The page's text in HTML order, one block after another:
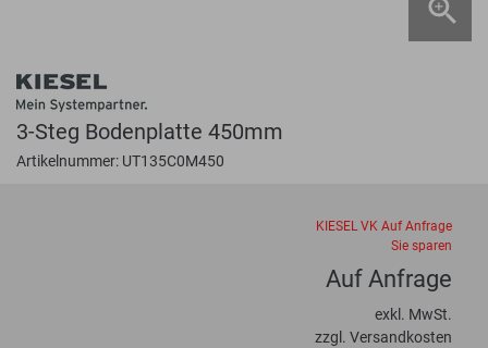
3-Steg Bodenplatte 450mm
Artikelnummer: UT135C0M450
KIESEL VK Auf Anfrage
Sie sparen
Auf Anfrage
exkl. MwSt.
zzgl. Versandkosten